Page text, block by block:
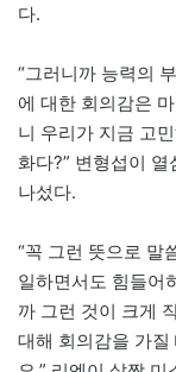
다.
“그러니까 능력의
에 대한 회의감은
니 우리가 지금 고
화다?” 변형섭이
나섰다.
“꼭 그런 뜻으로 말
일하면서도 힘들어
까 그런 것이 크게
대해 회의감을 가